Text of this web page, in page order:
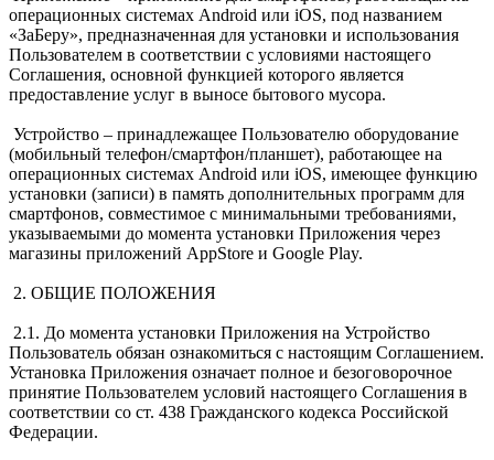
операционных системах Android или iOS, под названием
«ЗаБеру», предназначенная для установки и использования
Пользователем в соответствии с условиями настоящего
Соглашения, основной функцией которого является
предоставление услуг в выносе бытового мусора.
Устройство – принадлежащее Пользователю оборудование
(мобильный телефон/смартфон/планшет), работающее на
операционных системах Android или iOS, имеющее функцию
установки (записи) в память дополнительных программ для
смартфонов, совместимое с минимальными требованиями,
указываемыми до момента установки Приложения через
магазины приложений AppStore и Google Play.
2. ОБЩИЕ ПОЛОЖЕНИЯ
2.1. До момента установки Приложения на Устройство
Пользователь обязан ознакомиться с настоящим Соглашением.
Установка Приложения означает полное и безоговорочное
принятие Пользователем условий настоящего Соглашения в
соответствии со ст. 438 Гражданского кодекса Российской
Федерации.